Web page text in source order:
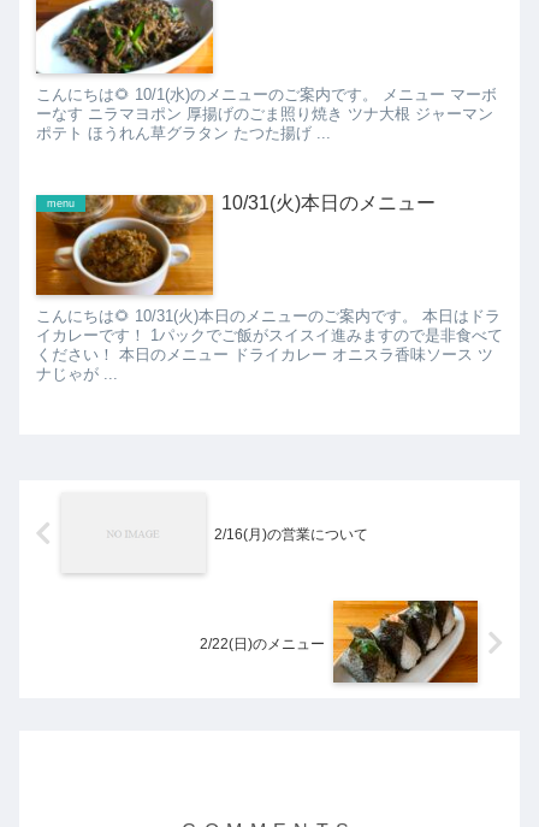
こんにちは🌻 10/1(水)のメニューのご案内です。 メニュー マーボ
ーなす ニラマヨポン 厚揚げのごま照り焼き ツナ大根 ジャーマン
ポテト ほうれん草グラタン たつた揚げ ...
menu 10/31(火)本日のメニュー
こんにちは🌻 10/31(火)本日のメニューのご案内です。 本日はドラ
イカレーです！ 1パックでご飯がスイスイ進みますので是非食べて
ください！ 本日のメニュー ドライカレー オニスラ香味ソース ツ
ナじゃが ...
2/16(月)の営業について
2/22(日)のメニュー